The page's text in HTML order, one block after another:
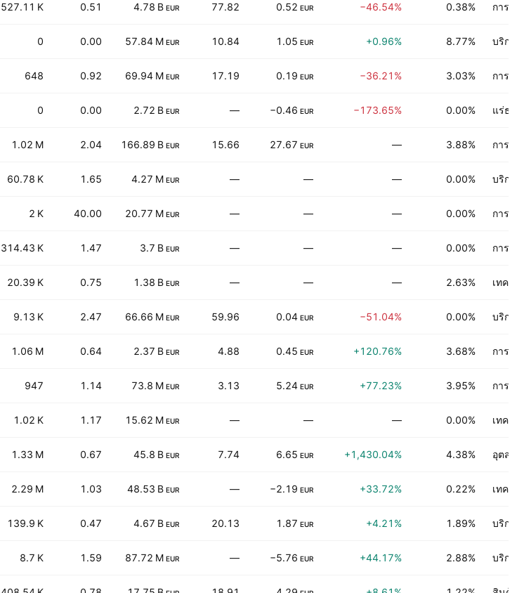
527.11 K 0.51 4.78 B EUR 77.82 0.52 EUR −46.54% 0.38% การผลิต
0 0.00 57.84 M EUR 10.84 1.05 EUR +0.96% 8.77% บริการก
648 0.92 69.94 M EUR 17.19 0.19 EUR −36.21% 3.03% การเงิน
0 0.00 2.72 B EUR — −0.46 EUR −173.65% 0.00% แร่ธาตุไ
1.02 M 2.04 166.89 B EUR 15.66 27.67 EUR — 3.88% การเงิน
60.78 K 1.65 4.27 M EUR — — — 0.00% บริการท
2 K 40.00 20.77 M EUR — — — 0.00% การเงิน
314.43 K 1.47 3.7 B EUR — — — 0.00% การผลิต
20.39 K 0.75 1.38 B EUR — — — 2.63% เทคโนโ
9.13 K 2.47 66.66 M EUR 59.96 0.04 EUR −51.04% 0.00% บริการเ
1.06 M 0.64 2.37 B EUR 4.88 0.45 EUR +120.76% 3.68% การเงิน
947 1.14 73.8 M EUR 3.13 5.24 EUR +77.23% 3.95% การเงิน
1.02 K 1.17 15.62 M EUR — — — 0.00% เทคโนโ
1.33 M 0.67 45.8 B EUR 7.74 6.65 EUR +1,430.04% 4.38% อุตสาหก
2.29 M 1.03 48.53 B EUR — −2.19 EUR +33.72% 0.22% เทคโนโ
139.9 K 0.47 4.67 B EUR 20.13 1.87 EUR +4.21% 1.89% บริการท
8.7 K 1.59 87.72 M EUR — −5.76 EUR +44.17% 2.88% บริการเ